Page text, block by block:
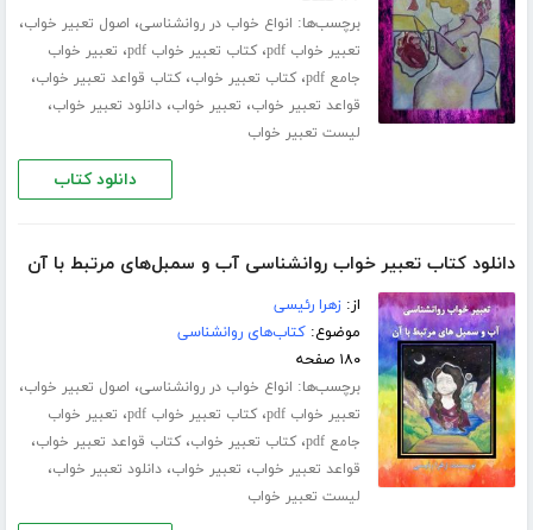
برچسب‌ها: انواع خواب در روانشناسی، اصول تعبیر خواب،
تعبیر خواب pdf ،کتاب تعبیر خواب pdf ، تعبیر خواب
جامع pdf
،کتاب تعبیر خواب،کتاب قواعد تعبیر خواب،
قواعد تعبیر خواب، تعبیر خواب،دانلود تعبیر خواب،
لیست تعبیر خواب
دانلود کتاب
دانلود کتاب تعبیر خواب روانشناسی آب و سمبل‌های مرتبط با آن
از:زهرا رئیسی
موضوع:کتاب‌های روانشناسی
۱۸۰ صفحه
برچسب‌ها: انواع خواب در روانشناسی، اصول تعبیر خواب،
تعبیر خواب pdf ،کتاب تعبیر خواب pdf ، تعبیر خواب
جامع pdf
،کتاب تعبیر خواب،کتاب قواعد تعبیر خواب،
قواعد تعبیر خواب، تعبیر خواب،دانلود تعبیر خواب،
لیست تعبیر خواب